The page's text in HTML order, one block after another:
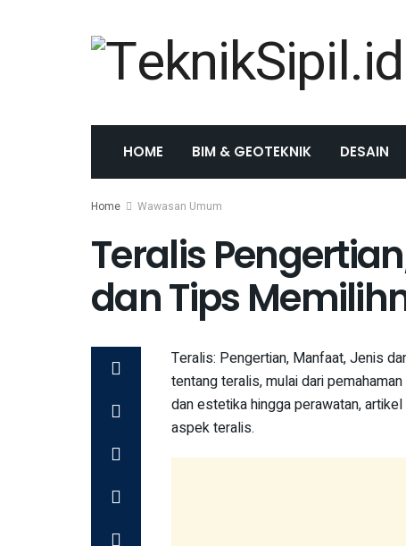
HOME BIM & GEOTEKNIK DESAIN
Home Wawasan Umum
Teralis
dan Tips
Teralis: Pengertian, Manfaat, Jenis
tentang teralis, mulai dari
dan estetika hingga perawatan,
aspek teralis.